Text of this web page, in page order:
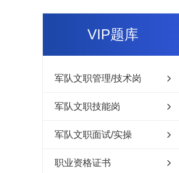
VIP题库
军队文职管理/技术岗
军队文职技能岗
军队文职面试/实操
职业资格证书